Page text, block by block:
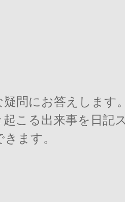
疑問にお答えします
起こる出来事を日記
ます。